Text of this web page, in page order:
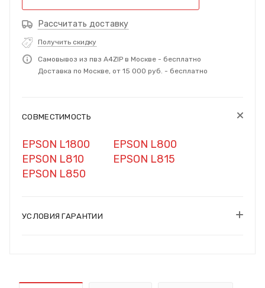
Рассчитать доставку
Получить скидку
Самовывоз из пвз A4ZIP в Москве - бесплатно
Доставка по Москве, от 15 000 руб. - бесплатно
СОВМЕСТИМОСТЬ
EPSON L1800
EPSON L800
EPSON L810
EPSON L815
EPSON L850
УСЛОВИЯ ГАРАНТИИ